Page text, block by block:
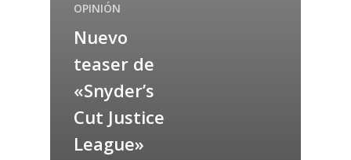
OPINIÓN
Nuevo
teaser de
«Snyder’s
Cut Justice
League»